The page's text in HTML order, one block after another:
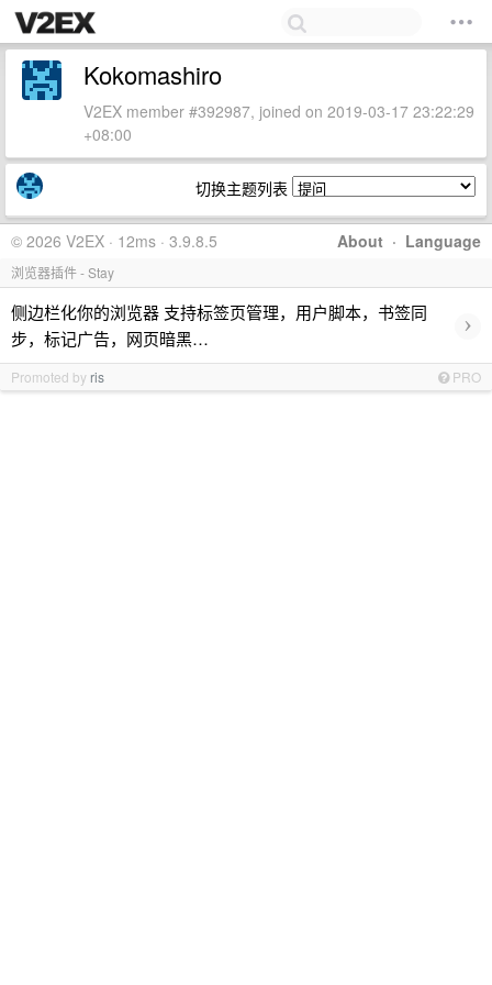
Kokomashiro
V2EX member #392987, joined on 2019-03-17 23:22:29
+08:00
切换主题列表
About · Language
© 2026 V2EX · 12ms · 3.9.8.5
浏览器插件 - Stay
侧边栏化你的浏览器 支持标签页管理，用户脚本，书签同
步，标记广告，网页暗黑…
›
Promoted by ris PRO